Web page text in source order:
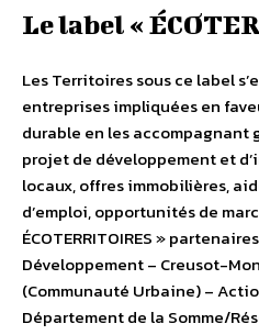
Le label «
Les Territoires sous ce label
entreprises impliquées en
durable en les
projet de développement et
locaux, offres immobilières,
d’emploi, opportunités de
ÉCOTERRITOIRES »
Développement – Creusot-
(Communauté Urbaine) –
Département de la Somme/